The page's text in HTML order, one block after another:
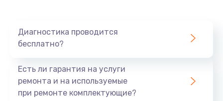
Диагностика проводится
бесплатно?
Есть ли гарантия на услуги
ремонта и на используемые
при ремонте комплектующие?